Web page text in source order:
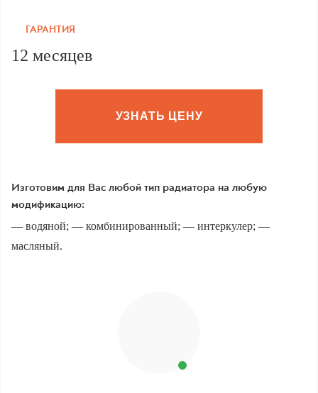
ГАРАНТИЯ
12 месяцев
УЗНАТЬ ЦЕНУ
Изготовим для Вас любой тип радиатора на любую
модификацию:
— водяной; — комбинированный; — интеркулер; —
масляный.